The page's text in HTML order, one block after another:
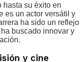
hasta su éxito en
es un actor versátil y
ha sido un reflejo
buscado innovar y
y cine